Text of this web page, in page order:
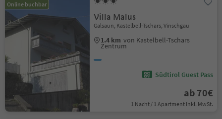
Online buchbar
Villa Malus
Galsaun, Kastelbell-Tschars, Vinschgau
1.4 km von Kastelbell-Tschars
Zentrum
Südtirol Guest Pass
ab 70€
1 Nacht / 1 Apartment Inkl. MwSt.